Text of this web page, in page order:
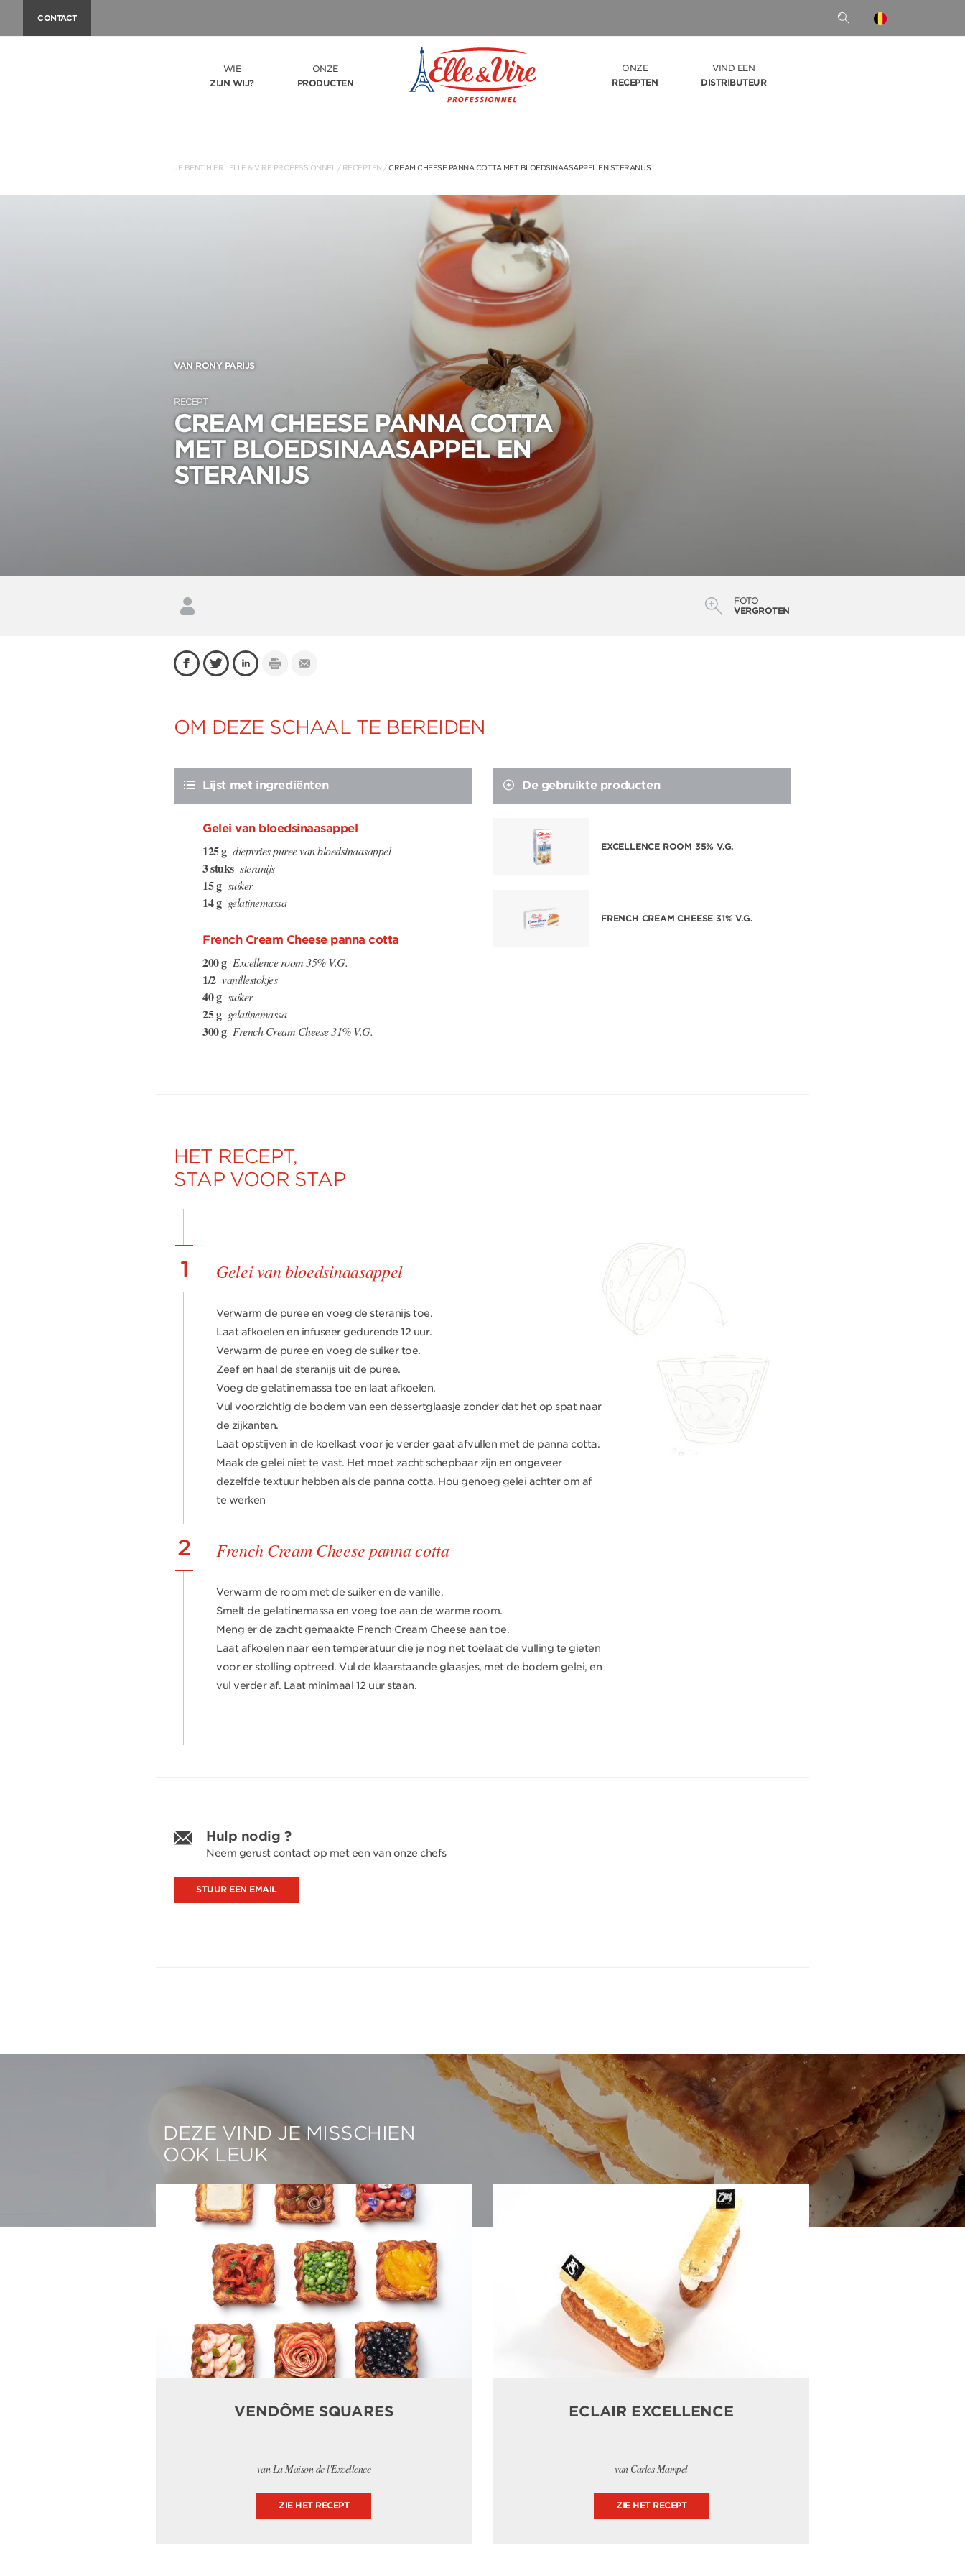
CONTACT
WIE
ZIJN WIJ?
ONZE
PRODUCTEN
ONZE
RECEPTEN
VIND EEN
DISTRIBUTEUR
JE BENT HIER : ELLE & VIRE PROFESSIONNEL / RECEPTEN /CREAM CHEESE PANNA COTTA MET BLOEDSINAASAPPEL EN STERANIJS
VAN RONY PARIJS
RECEPT
CREAM CHEESE PANNA COTTA
MET BLOEDSINAASAPPEL EN
STERANIJS
FOTO
VERGROTEN
OM DEZE SCHAAL TE BEREIDEN
Lijst met ingrediënten
Gelei van bloedsinaasappel
125 g diepvries puree van bloedsinaasappel
3 stuks steranijs
15 g suiker
14 g gelatinemassa
French Cream Cheese panna cotta
200 g Excellence room 35% V.G.
1/2 vanillestokjes
40 g suiker
25 g gelatinemassa
300 g French Cream Cheese 31% V.G.
De gebruikte producten
EXCELLENCE ROOM 35% V.G.
FRENCH CREAM CHEESE 31% V.G.
HET RECEPT,
STAP VOOR STAP
1 Gelei van bloedsinaasappel
Verwarm de puree en voeg de steranijs toe.
Laat afkoelen en infuseer gedurende 12 uur.
Verwarm de puree en voeg de suiker toe.
Zeef en haal de steranijs uit de puree.
Voeg de gelatinemassa toe en laat afkoelen.
Vul voorzichtig de bodem van een dessertglaasje zonder dat het op spat naar
de zijkanten.
Laat opstijven in de koelkast voor je verder gaat afvullen met de panna cotta.
Maak de gelei niet te vast. Het moet zacht schepbaar zijn en ongeveer
dezelfde textuur hebben als de panna cotta. Hou genoeg gelei achter om af
te werken
2 French Cream Cheese panna cotta
Verwarm de room met de suiker en de vanille.
Smelt de gelatinemassa en voeg toe aan de warme room.
Meng er de zacht gemaakte French Cream Cheese aan toe.
Laat afkoelen naar een temperatuur die je nog net toelaat de vulling te gieten
voor er stolling optreed. Vul de klaarstaande glaasjes, met de bodem gelei, en
vul verder af. Laat minimaal 12 uur staan.
Hulp nodig ?
Neem gerust contact op met een van onze chefs
STUUR EEN EMAIL
DEZE VIND JE MISSCHIEN
OOK LEUK
VENDÔME SQUARES
van La Maison de l'Excellence
ZIE HET RECEPT
ECLAIR EXCELLENCE
van Carles Mampel
ZIE HET RECEPT